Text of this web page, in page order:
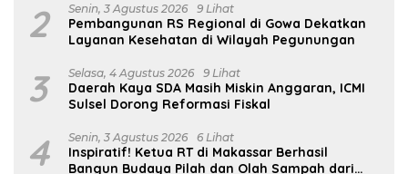
2 Senin, 3 Agustus 2026 9 Lihat
Pembangunan RS Regional di Gowa Dekatkan
Layanan Kesehatan di Wilayah Pegunungan
3 Selasa, 4 Agustus 2026 9 Lihat
Daerah Kaya SDA Masih Miskin Anggaran, ICMI
Sulsel Dorong Reformasi Fiskal
4 Senin, 3 Agustus 2026 6 Lihat
Inspiratif! Ketua RT di Makassar Berhasil
Bangun Budaya Pilah dan Olah Sampah dari